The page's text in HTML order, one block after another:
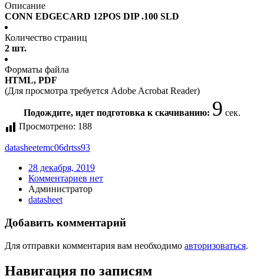
Описание
CONN EDGECARD 12POS DIP .100 SLD
Количество страниц
2 шт.
Форматы файла
HTML, PDF
(Для просмотра требуется Adobe Acrobat Reader)
Подождите, идет подготовка к скачиванию: 9 сек.
Просмотрено: 188
datasheetemc06drtss93
28 декабря, 2019
Комментариев нет
Администратор
datasheet
Добавить комментарий
Для отправки комментария вам необходимо авторизоваться.
Навигация по записям